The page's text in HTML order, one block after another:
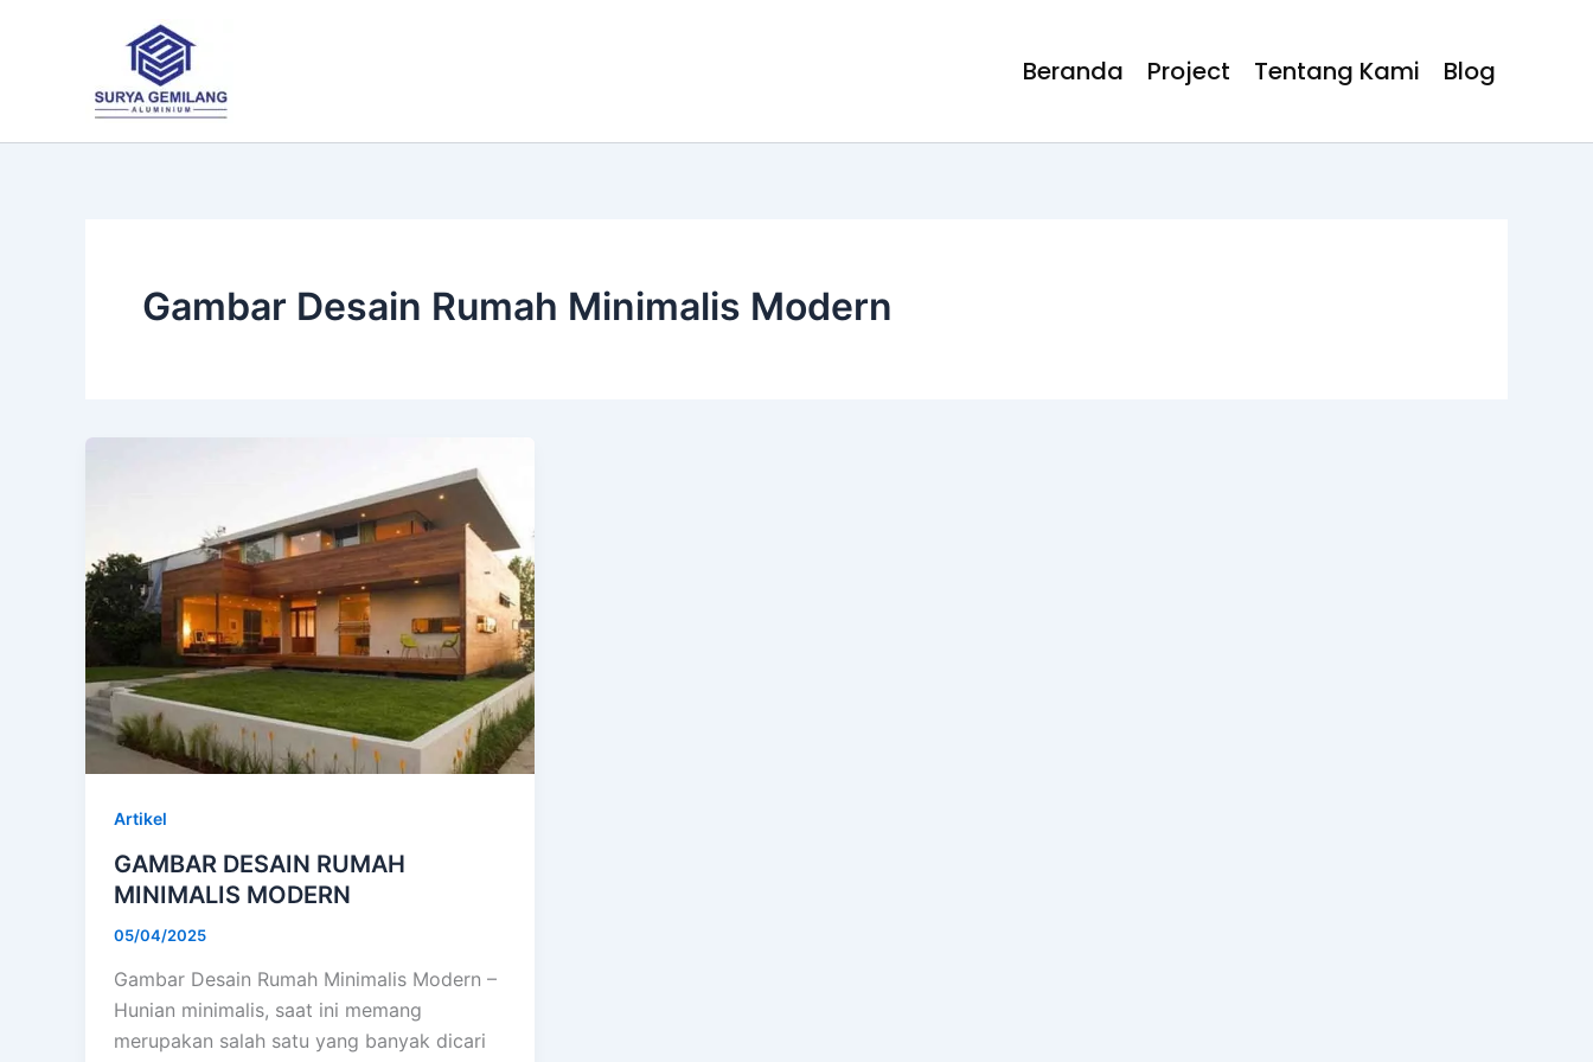
Beranda Project Tentang Kami Blog
Gambar Desain Rumah Minimalis Modern
Artikel
GAMBAR DESAIN RUMAH
MINIMALIS MODERN
05/04/2025
Gambar Desain Rumah Minimalis Modern –
Hunian minimalis, saat ini memang
merupakan salah satu yang banyak dicari